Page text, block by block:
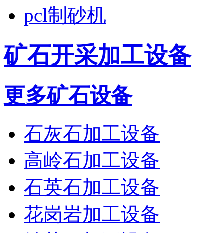
pcl制砂机
矿石开采加工设备
更多矿石设备
石灰石加工设备
高岭石加工设备
石英石加工设备
花岗岩加工设备